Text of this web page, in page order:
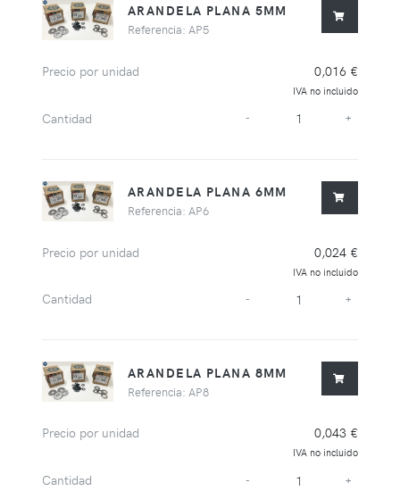
ARANDELA PLANA 5MM
Referencia: AP5
Precio por unidad 0,016 €
IVA no incluido
Cantidad - +
ARANDELA PLANA 6MM
Referencia: AP6
Precio por unidad 0,024 €
IVA no incluido
Cantidad - +
ARANDELA PLANA 8MM
Referencia: AP8
Precio por unidad 0,043 €
IVA no incluido
Cantidad - +